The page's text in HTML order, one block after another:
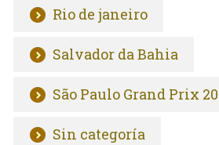
Rio de janeiro
Salvador da Bahia
São Paulo Grand Prix
Sin categoría